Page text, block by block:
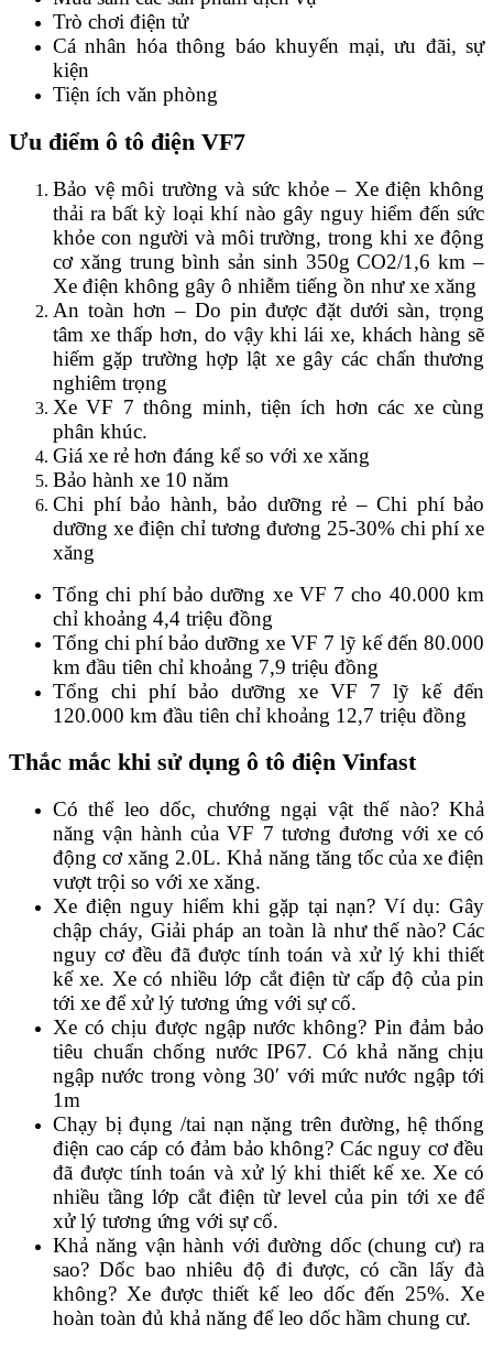
Trò chơi điện tử
Cá nhân hóa thông báo khuyến mại, ưu đãi, sự
kiện
Tiện ích văn phòng
Ưu điểm ô tô điện VF7
Bảo vệ môi trường và sức khỏe – Xe điện không
thải ra bất kỳ loại khí nào gây nguy hiểm đến sức
khỏe con người và môi trường, trong khi xe động
cơ xăng trung bình sản sinh 350g CO2/1,6 km –
Xe điện không gây ô nhiễm tiếng ồn như xe xăng
An toàn hơn – Do pin được đặt dưới sàn, trọng
tâm xe thấp hơn, do vậy khi lái xe, khách hàng sẽ
hiếm gặp trường hợp lật xe gây các chấn thương
nghiêm trọng
Xe VF 7 thông minh, tiện ích hơn các xe cùng
phân khúc.
Giá xe rẻ hơn đáng kể so với xe xăng
Bảo hành xe 10 năm
Chi phí bảo hành, bảo dưỡng rẻ – Chi phí bảo
dưỡng xe điện chỉ tương đương 25-30% chi phí xe
xăng
Tổng chi phí bảo dưỡng xe VF 7 cho 40.000 km
chỉ khoảng 4,4 triệu đồng
Tổng chi phí bảo dưỡng xe VF 7 lỹ kế đến 80.000
km đầu tiên chỉ khoảng 7,9 triệu đồng
Tổng chi phí bảo dưỡng xe VF 7 lỹ kế đến
120.000 km đầu tiên chỉ khoảng 12,7 triệu đồng
Thắc mắc khi sử dụng ô tô điện Vinfast
Có thể leo dốc, chướng ngại vật thế nào? Khả
năng vận hành của VF 7 tương đương với xe có
động cơ xăng 2.0L. Khả năng tăng tốc của xe điện
vượt trội so với xe xăng.
Xe điện nguy hiểm khi gặp tại nạn? Ví dụ: Gây
chập cháy, Giải pháp an toàn là như thế nào? Các
nguy cơ đều đã được tính toán và xử lý khi thiết
kế xe. Xe có nhiều lớp cắt điện từ cấp độ của pin
tới xe để xử lý tương ứng với sự cố.
Xe có chịu được ngập nước không? Pin đảm bảo
tiêu chuẩn chống nước IP67. Có khả năng chịu
ngập nước trong vòng 30′ với mức nước ngập tới
1m
Chạy bị đụng /tai nạn nặng trên đường, hệ thống
điện cao cáp có đảm bảo không? Các nguy cơ đều
đã được tính toán và xử lý khi thiết kế xe. Xe có
nhiều tầng lớp cắt điện từ level của pin tới xe để
xử lý tương ứng với sự cố.
Khả năng vận hành với đường dốc (chung cư) ra
sao? Dốc bao nhiêu độ đi được, có cần lấy đà
không? Xe được thiết kế leo dốc đến 25%. Xe
hoàn toàn đủ khả năng để leo dốc hầm chung cư.